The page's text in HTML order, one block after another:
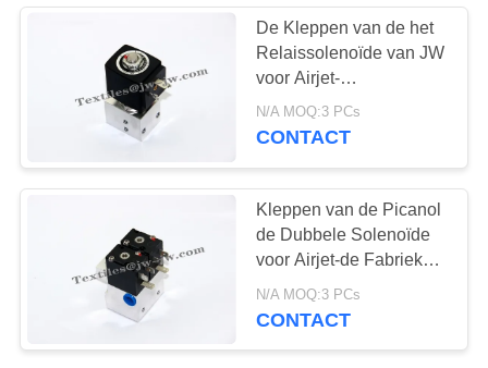
NIEUWS
VRAAG
OFFERTE
SITEMAP
De Vervangstukken
van het
rapierweefgetouw
138
De Solenoïdeklep
75
De Kleppen van de het
Relaissolenoïde van JW
voor Airjet-
Weefgetouwvervangstukken
N/A MOQ:3 PCs
CONTACT
Kleppen van de Picanol
de Dubbele Solenoïde
voor Airjet-de Fabriek
van
Weefgetouwvervangstukken
N/A MOQ:3 PCs
CONTACT